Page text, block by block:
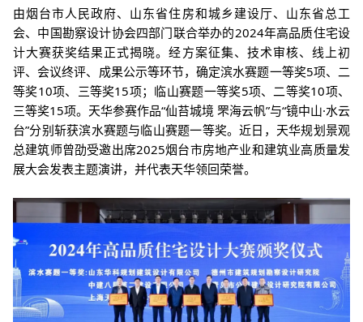
由烟台市人民政府、山东省住房和城乡建设厅、山东省总工
会、中国勘察设计协会四部门联合举办的2024年高品质住宅设
计大赛获奖结果正式揭晓。经方案征集、技术审核、线上初
评、会议终评、成果公示等环节，确定滨水赛题一等奖5项、二
等奖10项、三等奖15项；临山赛题一等奖5项、二等奖10项、
三等奖15项。天华参赛作品“仙苔城境 罘海云帆”与“镜中山·水云
台”分别斩获滨水赛题与临山赛题一等奖。近日， 天华规划景观
总建筑师曾劭受邀出席2025烟台市房地产业和建筑业高质量发
展大会发表主题演讲，并代表天华领回荣誉。